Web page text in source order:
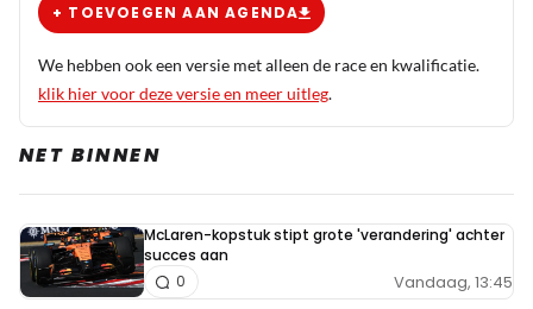
+ TOEVOEGEN AAN AGENDA
We hebben ook een versie met alleen de race en kwalificatie.
klik hier voor deze versie en meer uitleg.
NET BINNEN
McLaren-kopstuk stipt grote 'verandering' achter
succes aan
Vandaag, 13:45
0